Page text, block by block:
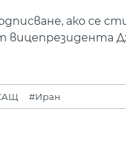
ако се
вицепрезидента
#Иран